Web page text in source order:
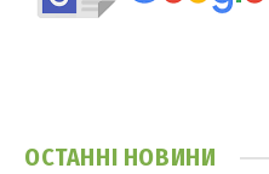
ОСТАННІ НОВИНИ